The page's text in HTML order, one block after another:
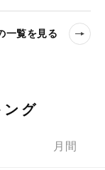
一覧を見る
ング
月間